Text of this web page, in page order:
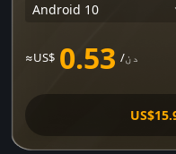
≈US$ 0.53 /دن